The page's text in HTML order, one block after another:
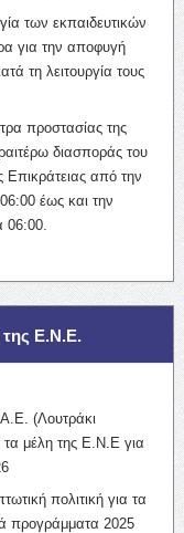
των εκπαιδευτικών
για την αποφυγή
τη λειτουργία τους
προστασίας της
διασποράς του
από την
έως και την
06:00.
της Ε.Ν.Ε.
(Λουτράκι
τα μέλη της Ε.Ν.Ε για
πολιτική για τα
προγράμματα 2025